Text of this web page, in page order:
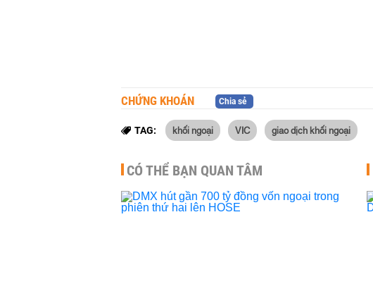
CHỨNG KHOÁN Chia sẻ
TAG: khối ngoại VIC giao dịch khối ngoại
CÓ THỂ BẠN QUAN TÂM